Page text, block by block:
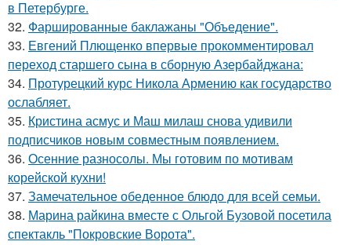
в Петербурге.
32. Фаршированные баклажаны "Объедение".
33. Евгений Плющенко впервые прокомментировал
переход старшего сына в сборную Азербайджана:
34. Протурецкий курс Никола Армению как государство
ослабляет.
35. Кристина асмус и Маш милаш снова удивили
подписчиков новым совместным появлением.
36. Осенние разносолы. Мы готовим по мотивам
корейской кухни!
37. Замечательное обеденное блюдо для всей семьи.
38. Марина райкина вместе с Ольгой Бузовой посетила
спектакль "Покровские Ворота".